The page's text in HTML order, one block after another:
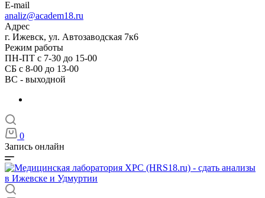
E-mail
analiz@academ18.ru
Адрес
г. Ижевск, ул. Автозаводская 7к6
Режим работы
ПН-ПТ с 7-30 до 15-00
СБ с 8-00 до 13-00
ВС - выходной
0
Запись онлайн